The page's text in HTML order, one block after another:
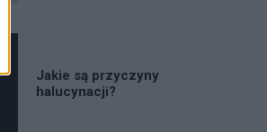
Jakie są przyczyny
halucynacji?